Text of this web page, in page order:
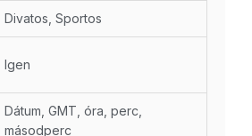
Divatos, Sportos
Igen
Dátum, GMT, óra, perc,
másodperc